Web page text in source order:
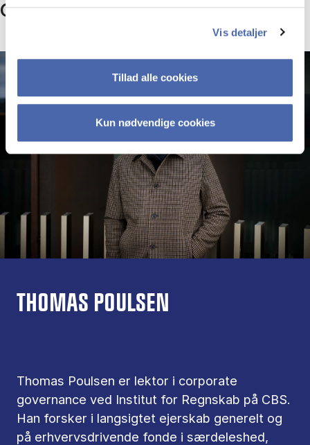
Vis detaljer
Tillad alle cookies
Kun nødvendige cookies
Om forskeren
THOMAS POULSEN
Thomas Poulsen er lektor i corporate
governance ved Institut for Regnskab på CBS.
Han forsker i langsigtet ejerskab generelt og
på erhvervsdrivende fonde i særdeleshed,